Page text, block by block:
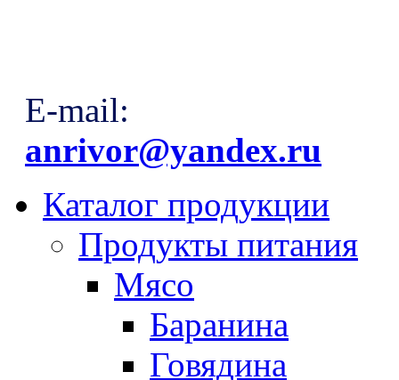
E-mail:
anrivor@yandex.ru
Каталог продукции
Продукты питания
Мясо
Баранина
Говядина